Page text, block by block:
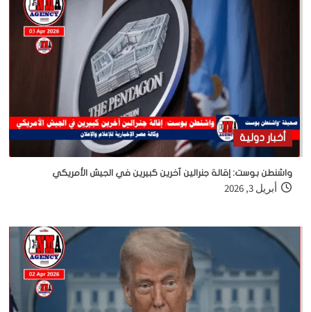
أخبار دولية
واشنطن بوست: إقالة جنرالين آخرين كبيرين في الجيش الأمريكي
أبريل 3, 2026